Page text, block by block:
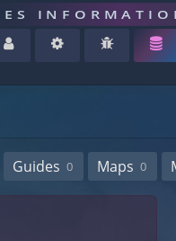
Guides 0 Maps 0